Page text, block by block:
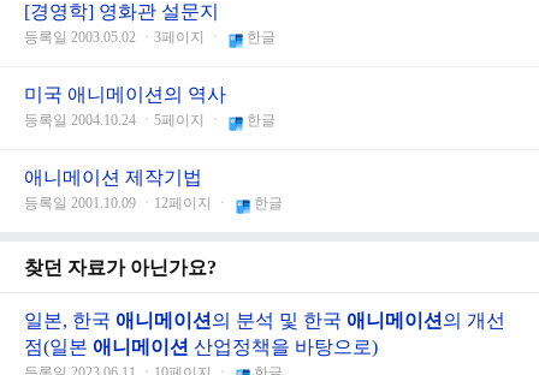
[경영학] 영화관 설문지
등록일 2003.05.02 ㆍ3페이지 ㆍ 한글
미국 애니메이션의 역사
등록일 2004.10.24 ㆍ5페이지 ㆍ 한글
애니메이션 제작기법
등록일 2001.10.09 ㆍ12페이지 ㆍ 한글
찾던 자료가 아닌가요?
일본, 한국 애니메이션 의 분석 및 한국 애니메이션 의 개선
점(일본 애니메이션 산업정책을 바탕으로)